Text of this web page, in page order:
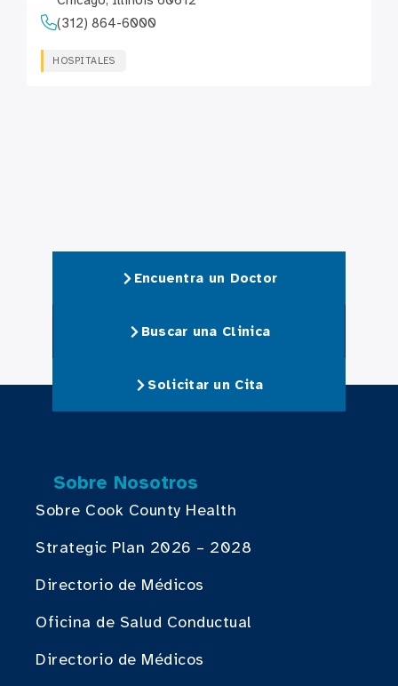
(312) 864-6000
HOSPITALES
Encuentra un Doctor
Buscar una Clinica
Solicitar un Cita
Sobre Nosotros
Sobre Cook County Health
Strategic Plan 2026 – 2028
Directorio de Médicos
Oficina de Salud Conductual
Directorio de Médicos